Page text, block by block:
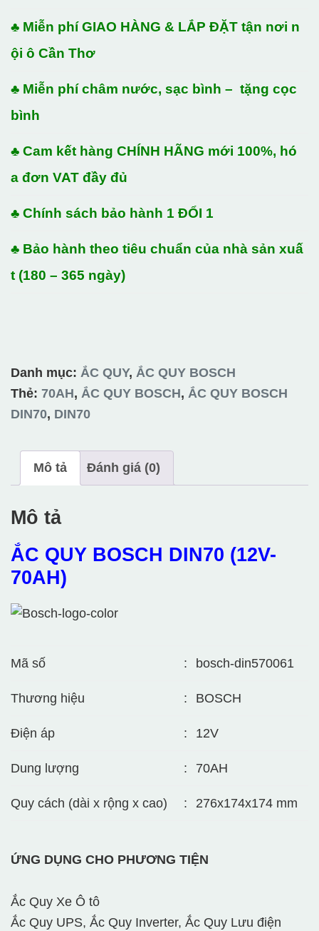
♣ Miễn phí GIAO HÀNG & LẮP ĐẶT tận nơi n
ội ô Cần Thơ
♣ Miễn phí châm nước, sạc bình – tặng cọc
bình
♣ Cam kết hàng CHÍNH HÃNG mới 100%, hó
a đơn VAT đầy đủ
♣ Chính sách bảo hành 1 ĐỔI 1
♣ Bảo hành theo tiêu chuẩn của nhà sản xuấ
t (180 – 365 ngày)
Danh mục: ẮC QUY, ẮC QUY BOSCH
Thẻ: 70AH, ẮC QUY BOSCH, ẮC QUY BOSCH
DIN70, DIN70
Mô tả Đánh giá (0)
Mô tả
ẮC QUY BOSCH DIN70 (12V-
70AH)
Mã số : bosch-din570061
Thương hiệu : BOSCH
Điện áp : 12V
Dung lượng : 70AH
Quy cách (dài x rộng x cao) : 276x174x174 mm
ỨNG DỤNG CHO PHƯƠNG TIỆN
Ắc Quy Xe Ô tô
Ắc Quy UPS, Ắc Quy Inverter, Ắc Quy Lưu điện